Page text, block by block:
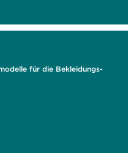
für die Bekleidungs-